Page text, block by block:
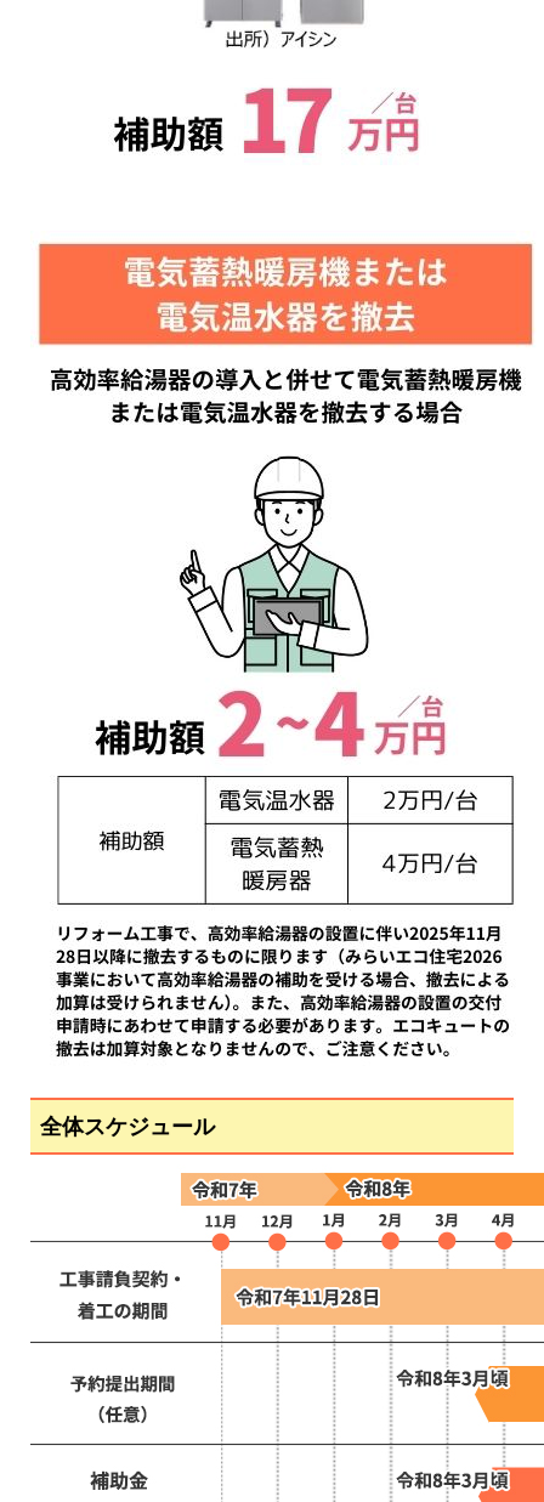
全体スケジュール